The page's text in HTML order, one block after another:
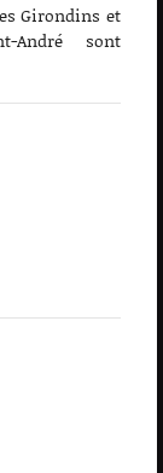
Girondins et
André sont